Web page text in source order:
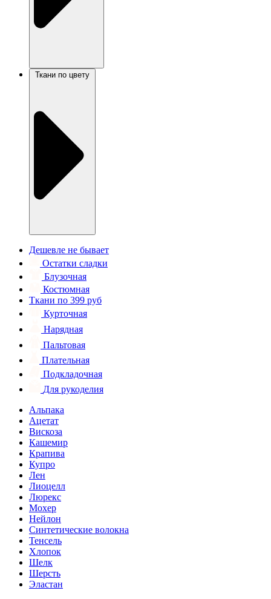
Дешевле не бывает
Остатки сладки
Блузочная
Костюмная
Ткани по 399 руб
Курточная
Нарядная
Пальтовая
Плательная
Подкладочная
Для рукоделия
Альпака
Ацетат
Вискоза
Кашемир
Крапива
Купро
Лен
Лиоцелл
Люрекс
Мохер
Нейлон
Синтетические волокна
Тенсель
Хлопок
Шелк
Шерсть
Эластан